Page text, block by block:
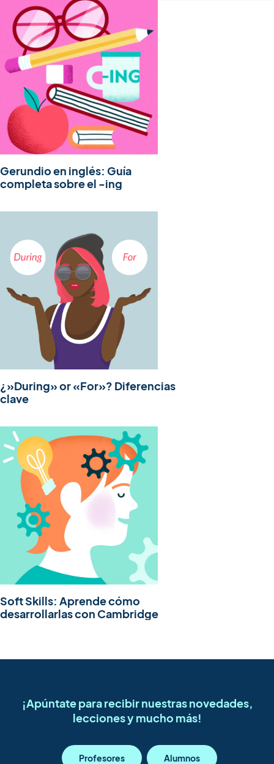
Gerundio en inglés: Guía
completa sobre el -ing
¿»During» or «For»? Diferencias
clave
Soft Skills: Aprende cómo
desarrollarlas con Cambridge
¡Apúntate para recibir nuestras novedades,
lecciones y mucho más!
Profesores Alumnos